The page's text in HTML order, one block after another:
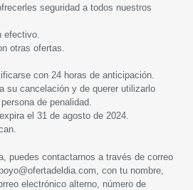
seguridad a todos nuestros
efectivo.
otras ofertas.
con 24 horas de anticipación.
su cancelación y de querer utilizarlo
de penalidad.
el 31 de agosto de 2024.
puedes contactarnos a través de correo
, con tu nombre,
electrónico alterno, número de